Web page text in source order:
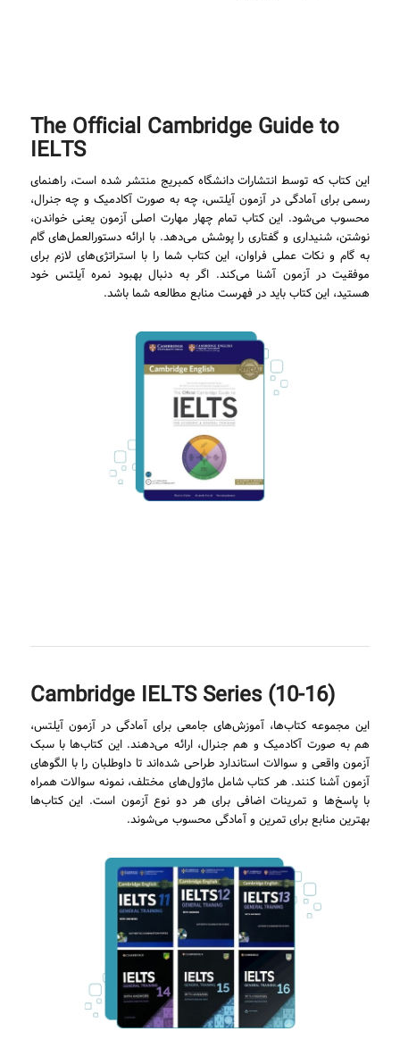
The Official Cambridge Guide to
IELTS
این کتاب که توسط انتشارات دانشگاه کمبریج منتشر شده است، راهنمای
رسمی برای آمادگی در آزمون آیلتس، چه به صورت آکادمیک و چه جنرال،
محسوب می‌شود. این کتاب تمام چهار مهارت اصلی آزمون یعنی خواندن،
نوشتن، شنیداری و گفتاری را پوشش می‌دهد. با ارائه دستورالعمل‌های گام
به گام و نکات عملی فراوان، این کتاب شما را با استراتژی‌های لازم برای
موفقیت در آزمون آشنا می‌کند. اگر به دنبال بهبود نمره آیلتس خود
هستید، این کتاب باید در فهرست منابع مطالعه شما باشد.
Cambridge IELTS Series (10-16)
این مجموعه کتاب‌ها، آموزش‌های جامعی برای آمادگی در آزمون آیلتس،
هم به صورت آکادمیک و هم جنرال، ارائه می‌دهند. این کتاب‌ها با سبک
آزمون واقعی و سوالات استاندارد طراحی شده‌اند تا داوطلبان را با الگوهای
آزمون آشنا کنند. هر کتاب شامل ماژول‌های مختلف، نمونه سوالات همراه
با پاسخ‌ها و تمرینات اضافی برای هر دو نوع آزمون است. این کتاب‌ها
بهترین منابع برای تمرین و آمادگی محسوب می‌شوند.